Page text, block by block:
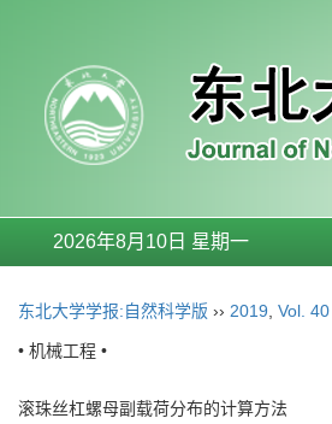
2026年8月10日 星期一
东北大学学报:自然科学版 ›› 2019 Vol. 40
• 机械工程 •
滚珠丝杠螺母副载荷分布的计算方法